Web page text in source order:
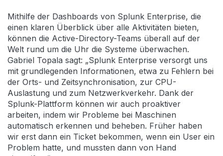
Mithilfe der Dashboards von Splunk Enterprise, die
einen klaren Überblick über alle Aktivitäten bieten,
können die Active-Directory-Teams überall auf der
Welt rund um die Uhr die Systeme überwachen.
Gabriel Topala sagt: „Splunk Enterprise versorgt uns
mit grundlegenden Informationen, etwa zu Fehlern bei
der Orts- und Zeitsynchronisation, zur CPU-
Auslastung und zum Netzwerkverkehr. Dank der
Splunk-Plattform können wir auch proaktiver
arbeiten, indem wir Probleme bei Maschinen
automatisch erkennen und beheben. Früher haben
wir erst dann ein Ticket bekommen, wenn ein User ein
Problem hatte, und mussten dann von Hand